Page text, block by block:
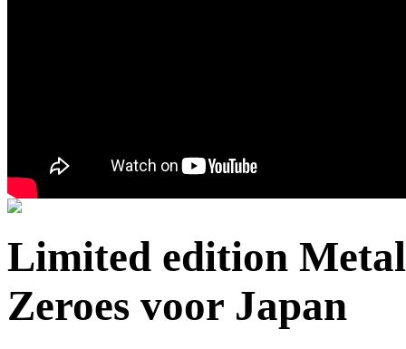
Limited edition
Zeroes voor Japan